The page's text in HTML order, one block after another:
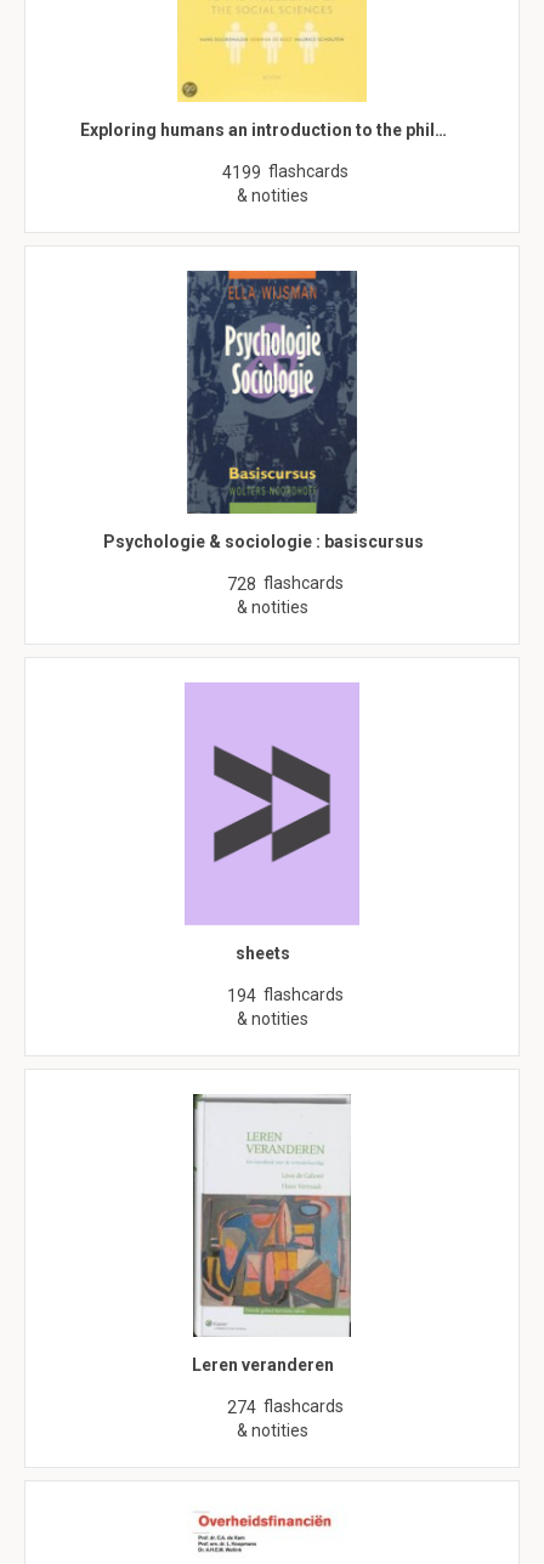
Exploring humans an introduction to the phil…
4199 flashcards
& notities
Psychologie & sociologie : basiscursus
728 flashcards
& notities
sheets
194 flashcards
& notities
Leren veranderen
274 flashcards
& notities